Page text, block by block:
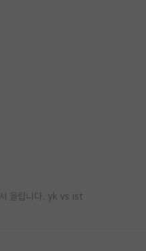
올립니다. yk vs ist